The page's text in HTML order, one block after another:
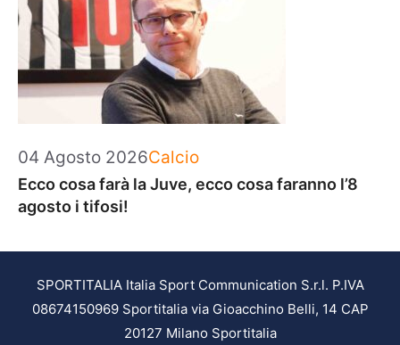
04 Agosto 2026Categorie
Calcio
Ecco cosa farà la Juve, ecco cosa faranno l’8
agosto i tifosi!
SPORTITALIA Italia Sport Communication S.r.l. P.IVA
08674150969 Sportitalia via Gioacchino Belli, 14 CAP
20127 Milano Sportitalia